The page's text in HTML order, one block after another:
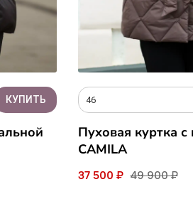
46
Пуховая куртка
CAMILA
37 500 ₽ 49 900 ₽